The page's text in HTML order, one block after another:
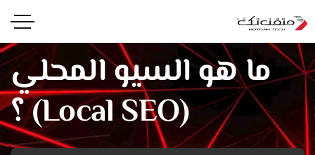
ما هو السيو المحلي
(Local SEO) ؟